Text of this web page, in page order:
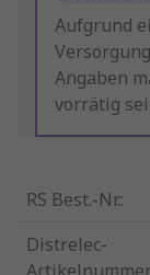
Aufgrund
Angaben
vorrätig
RS Best.-Nr.:
Distrelec-